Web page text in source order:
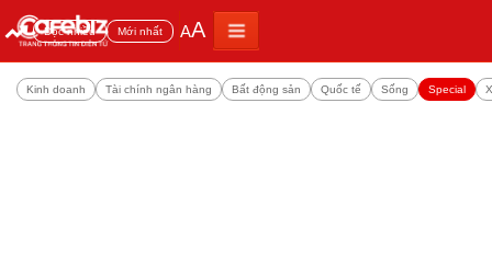
Đọc nhiều Mới nhất AA
Kinh doanh Tài chính ngân hàng Bất động sản Quốc tế Sống Special